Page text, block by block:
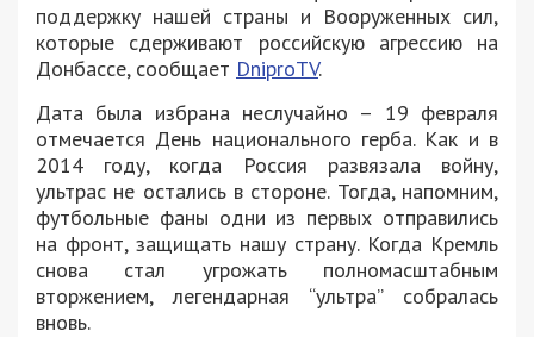
поддержку нашей страны и Вооруженных сил,
которые сдерживают российскую агрессию на
Донбассе, сообщает DniproTV.
Дата была избрана неслучайно – 19 февраля
отмечается День национального герба. Как и в
2014 году, когда Россия развязала войну,
ультрас не остались в стороне. Тогда, напомним,
футбольные фаны одни из первых отправились
на фронт, защищать нашу страну. Когда Кремль
снова стал угрожать полномасштабным
вторжением, легендарная “ультра” собралась
вновь.